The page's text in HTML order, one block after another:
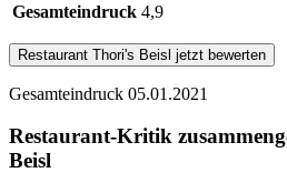
Gesamteindruck 4,9
Restaurant Thori's Beisl jetzt bewerten
Gesamteindruck 05.01.2021
Restaurant-Kritik
Beisl